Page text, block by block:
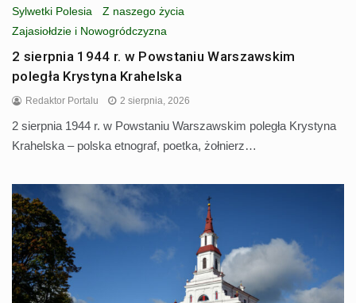
Sylwetki Polesia
Z naszego życia
Zajasiołdzie i Nowogródczyzna
2 sierpnia 1944 r. w Powstaniu Warszawskim
poległa Krystyna Krahelska
Redaktor Portalu 2 sierpnia, 2026
2 sierpnia 1944 r. w Powstaniu Warszawskim poległa Krystyna
Krahelska – polska etnograf, poetka, żołnierz…